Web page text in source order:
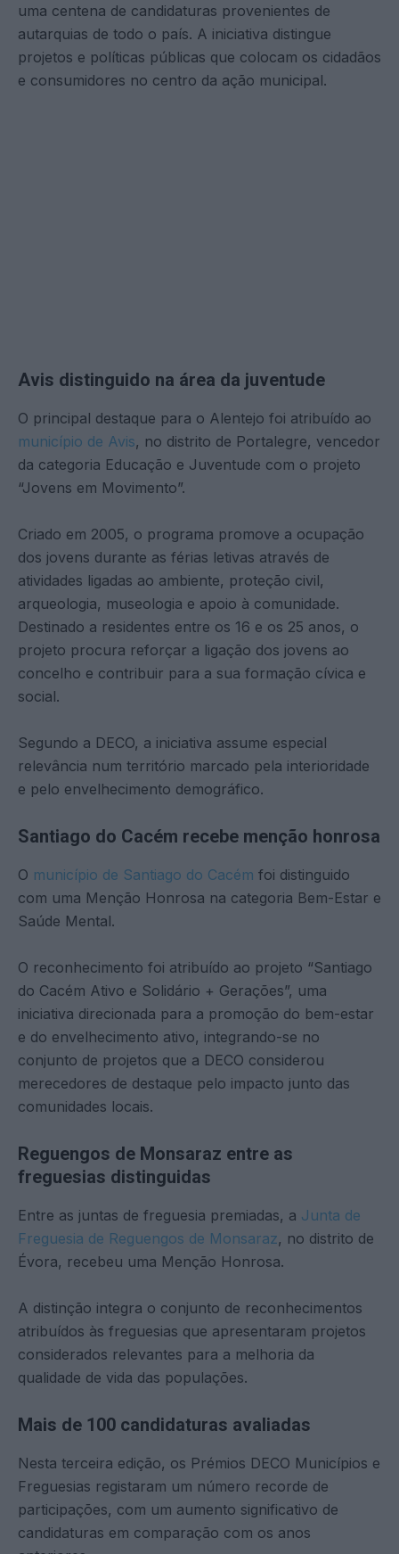
uma centena de candidaturas provenientes de
autarquias de todo o país. A iniciativa distingue
projetos e políticas públicas que colocam os cidadãos
e consumidores no centro da ação municipal.
Avis distinguido na área da juventude
O principal destaque para o Alentejo foi atribuído ao
município de Avis, no distrito de Portalegre, vencedor
da categoria Educação e Juventude com o projeto
“Jovens em Movimento”.
Criado em 2005, o programa promove a ocupação
dos jovens durante as férias letivas através de
atividades ligadas ao ambiente, proteção civil,
arqueologia, museologia e apoio à comunidade.
Destinado a residentes entre os 16 e os 25 anos, o
projeto procura reforçar a ligação dos jovens ao
concelho e contribuir para a sua formação cívica e
social.
Segundo a DECO, a iniciativa assume especial
relevância num território marcado pela interioridade
e pelo envelhecimento demográfico.
Santiago do Cacém recebe menção honrosa
O município de Santiago do Cacém foi distinguido
com uma Menção Honrosa na categoria Bem-Estar e
Saúde Mental.
O reconhecimento foi atribuído ao projeto “Santiago
do Cacém Ativo e Solidário + Gerações”, uma
iniciativa direcionada para a promoção do bem-estar
e do envelhecimento ativo, integrando-se no
conjunto de projetos que a DECO considerou
merecedores de destaque pelo impacto junto das
comunidades locais.
Reguengos de Monsaraz entre as
freguesias distinguidas
Entre as juntas de freguesia premiadas, a Junta de
Freguesia de Reguengos de Monsaraz, no distrito de
Évora, recebeu uma Menção Honrosa.
A distinção integra o conjunto de reconhecimentos
atribuídos às freguesias que apresentaram projetos
considerados relevantes para a melhoria da
qualidade de vida das populações.
Mais de 100 candidaturas avaliadas
Nesta terceira edição, os Prémios DECO Municípios e
Freguesias registaram um número recorde de
participações, com um aumento significativo de
candidaturas em comparação com os anos